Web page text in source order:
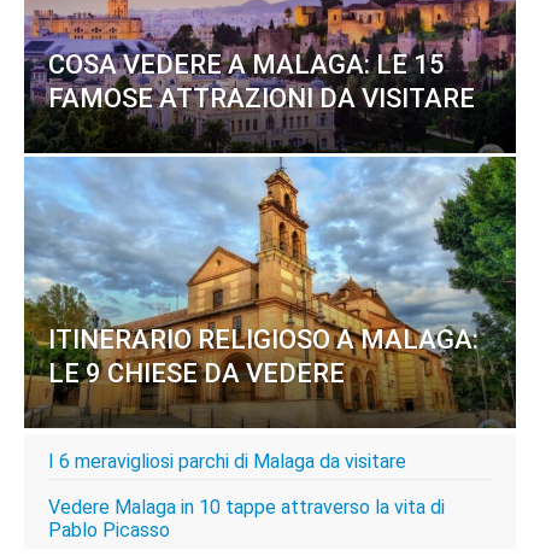
COSA VEDERE A MALAGA: LE 15
FAMOSE ATTRAZIONI DA VISITARE
ITINERARIO RELIGIOSO A MALAGA:
LE 9 CHIESE DA VEDERE
I 6 meravigliosi parchi di Malaga da visitare
Vedere Malaga in 10 tappe attraverso la vita di
Pablo Picasso